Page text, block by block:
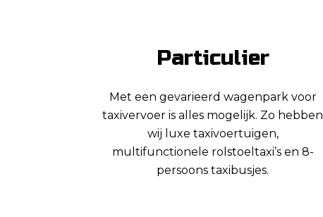
Particulier
Met een gevarieerd wagenpark voor
taxivervoer is alles mogelijk. Zo hebben
wij luxe taxivoertuigen,
multifunctionele rolstoeltaxi’s en 8-
persoons taxibusjes.